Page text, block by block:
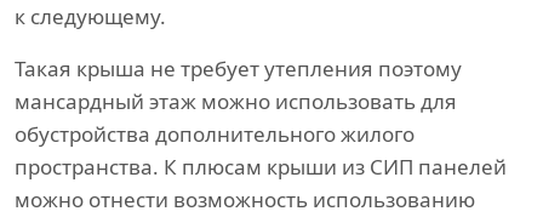
к следующему.
Такая крыша не требует утепления поэтому
мансардный этаж можно использовать для
обустройства дополнительного жилого
пространства. К плюсам крыши из СИП панелей
можно отнести возможность использованию